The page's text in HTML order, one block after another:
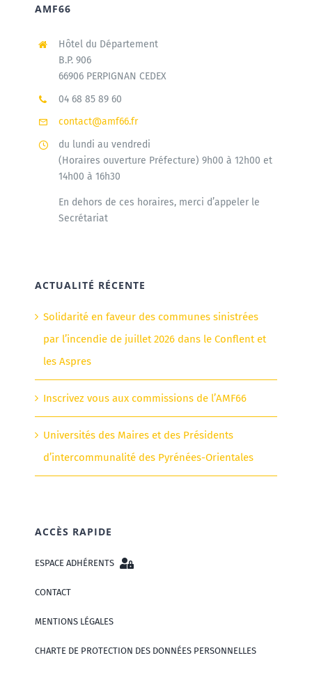
AMF66
Hôtel du Département
B.P. 906
66906 PERPIGNAN CEDEX
04 68 85 89 60
contact@amf66.fr
du lundi au vendredi
(Horaires ouverture Préfecture) 9h00 à 12h00 et
14h00 à 16h30
En dehors de ces horaires, merci d’appeler le
Secrétariat
ACTUALITÉ RÉCENTE
Solidarité en faveur des communes sinistrées
par l’incendie de juillet 2026 dans le Conflent et
les Aspres
Inscrivez vous aux commissions de l’AMF66
Universités des Maires et des Présidents
d’intercommunalité des Pyrénées-Orientales
ACCÈS RAPIDE
ESPACE ADHÉRENTS
CONTACT
MENTIONS LÉGALES
CHARTE DE PROTECTION DES DONNÉES PERSONNELLES